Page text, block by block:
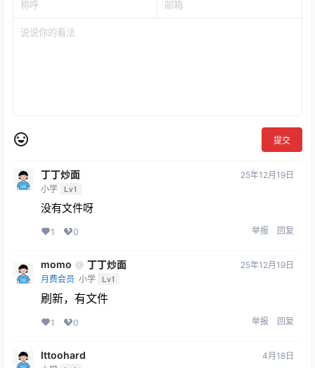
提交
丁丁炒面
小学 Lv1
25年12月19日
没有文件呀
1 0 举报 回复
momo @ 丁丁炒面
月费会员 小学 Lv1
25年12月19日
刷新，有文件
1 0 举报 回复
Ittoohard 4月18日